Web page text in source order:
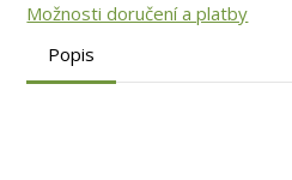
Možnosti doručení a platby
Popis